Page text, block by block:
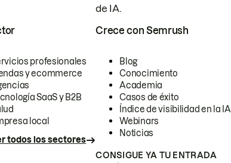
de IA.
profesionales
y ecommerce
SaaS y B2B
local
todos los sectores
Crece con Semrush
Blog
Conocimiento
Academia
Casos de éxito
Índice de visibilidad en la IA
Webinars
Noticias
CONSIGUE YA TU ENTRADA